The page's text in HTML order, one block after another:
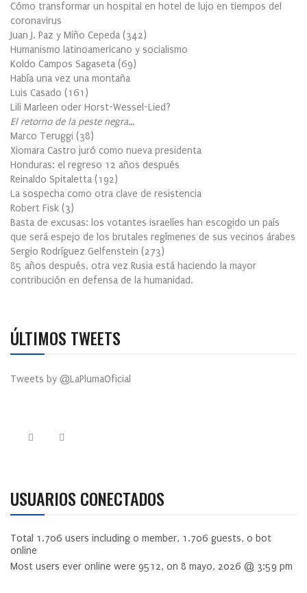
Cómo transformar un hospital en hotel de lujo en tiempos del
coronavirus
Juan J. Paz y Miño Cepeda (342)
Humanismo latinoamericano y socialismo
Koldo Campos Sagaseta (69)
Había una vez una montaña
Luis Casado (161 )
Lili Marleen oder Horst-Wessel-Lied?
El retorno de la peste negra…
Marco Teruggi (38)
Xiomara Castro juró como nueva presidenta
Honduras: el regreso 12 años después
Reinaldo Spitaletta (192)
La sospecha como otra clave de resistencia
Robert Fisk (3)
Basta de excusas: los votantes israelíes han escogido un país
que será espejo de los brutales regímenes de sus vecinos árabes
Sergio Rodríguez Gelfenstein (273)
85 años después, otra vez Rusia está haciendo la mayor
contribución en defensa de la humanidad.
ÚLTIMOS TWEETS
Tweets by @LaPlumaOficial
USUARIOS CONECTADOS
Total 1.706 users including 0 member, 1.706 guests, 0 bot
online
Most users ever online were 9512, on 8 mayo, 2026 @ 3:59 pm